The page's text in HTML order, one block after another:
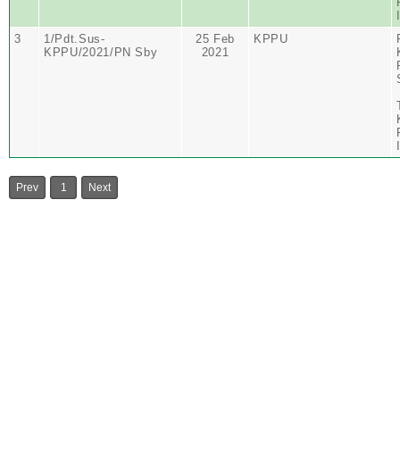
3
1/Pdt.Sus-
KPPU/2021/PN Sby
25 Feb
2021
KPPU
Prev 1 Next